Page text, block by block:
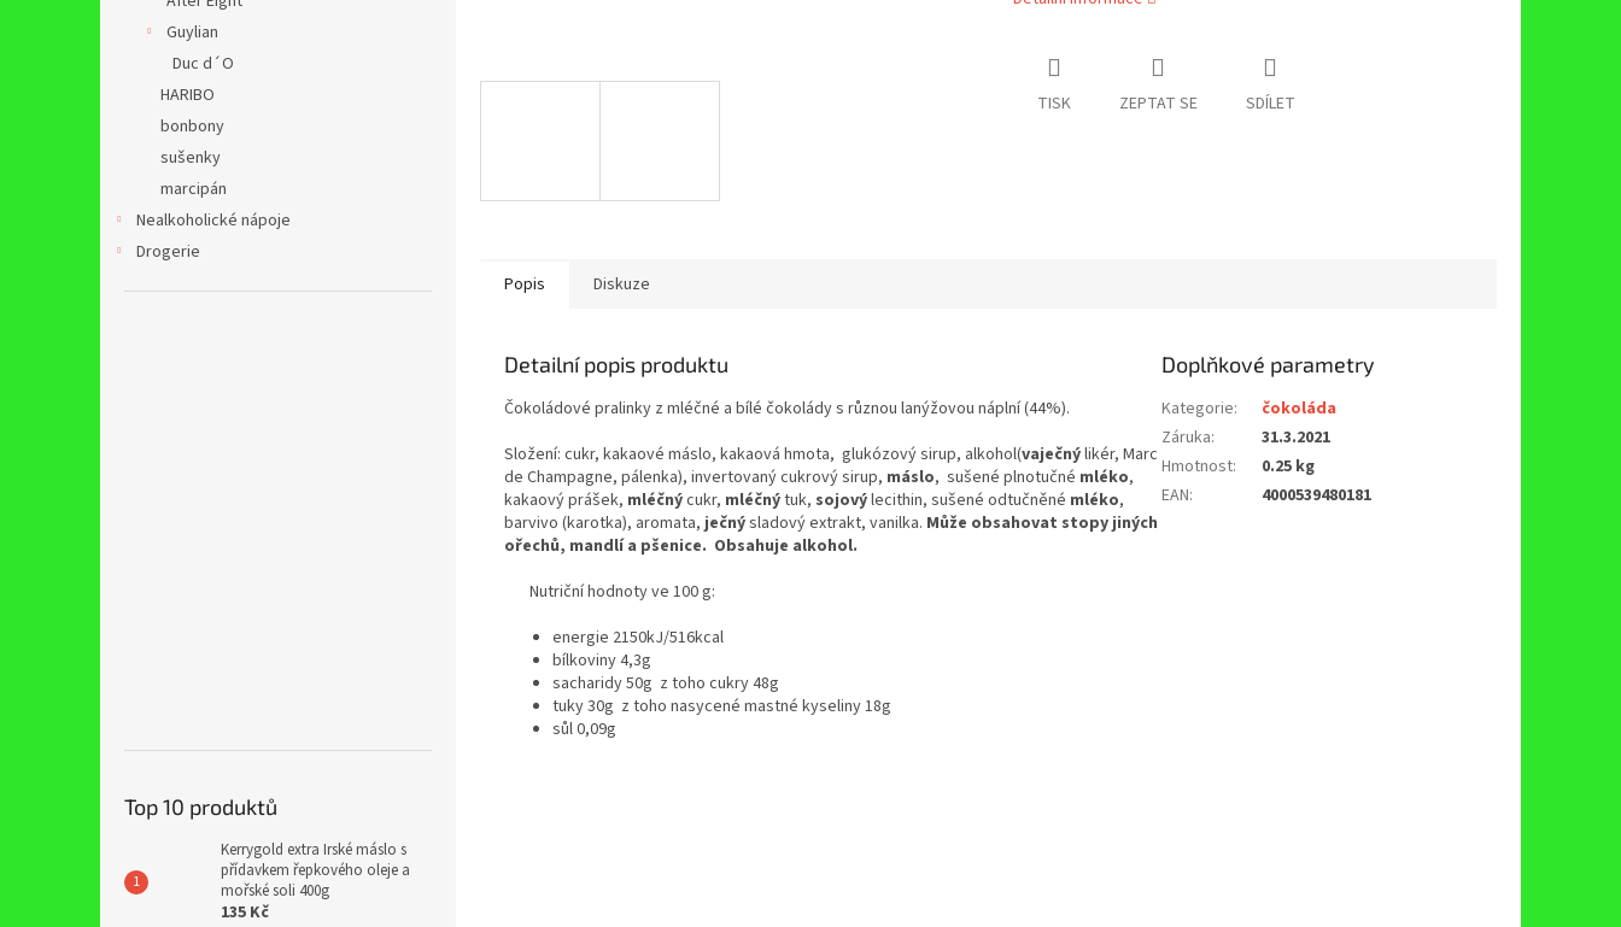
Guylian
Duc d´O
HARIBO
bonbony
sušenky
marcipán
Nealkoholické nápoje
Drogerie
Top 10 produktů
Kerrygold extra Irské máslo s
přídavkem řepkového oleje a
mořské soli 400g
135 Kč
TISK ZEPTAT SE SDÍLET
Popis Diskuze
Detailní popis produktu
Čokoládové pralinky z mléčné a bílé čokolády s různou lanýžovou náplní (44%).
Složení: cukr, kakaové máslo, kakaová hmota, glukózový sirup, alkohol(vaječnýlikér, Marc
de Champagne, pálenka), invertovaný cukrový sirup, máslo, sušené plnotučné mléko,
kakaový prášek, mléčnýcukr, mléčnýtuk, sojovýlecithin, sušené odtučněné mléko,
barvivo (karotka), aromata, ječnýsladový extrakt, vanilka. Může obsahovat stopy jiných
ořechů, mandlí a pšenice. Obsahuje alkohol.
Nutriční hodnoty ve 100 g:
energie 2150kJ/516kcal
bílkoviny 4,3g
sacharidy 50g z toho cukry 48g
tuky 30g z toho nasycené mastné kyseliny 18g
sůl 0,09g
Doplňkové parametry
Kategorie:
čokoláda
Záruka:
31.3.2021
Hmotnost:
0.25 kg
EAN: 4000539480181